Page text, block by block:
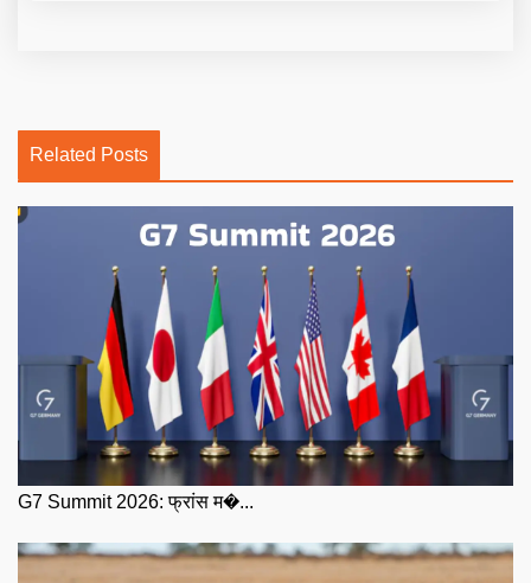
Related Posts
G7 Summit 2026: फ्रांस म�...